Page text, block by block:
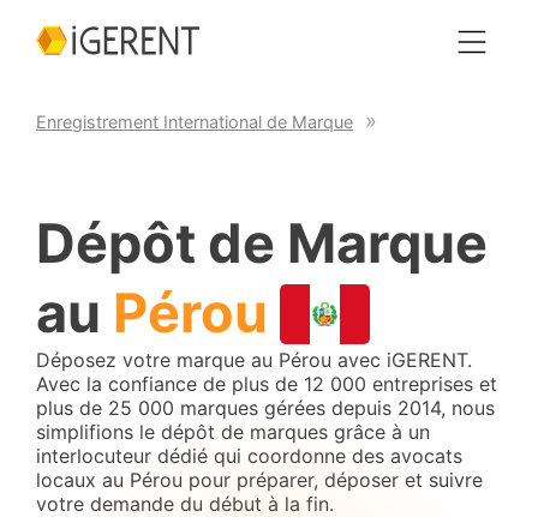
Enregistrement International de Marque
Dépôt de Marque
au Pérou
Déposez votre marque au Pérou avec iGERENT.
Avec la confiance de plus de 12 000 entreprises et
plus de 25 000 marques gérées depuis 2014, nous
simplifions le dépôt de marques grâce à un
interlocuteur dédié qui coordonne des avocats
locaux au Pérou pour préparer, déposer et suivre
votre demande du début à la fin.